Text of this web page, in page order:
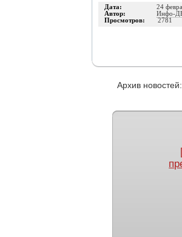
Дата: 24
Автор: Инфо-
Просмотров: 2781
Архив